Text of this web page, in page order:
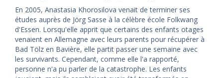
En 2005, Anastasia Khorosilova venait de terminer ses
études auprès de Jörg Sasse à la célèbre école Folkwang
d'Essen. Lorsqu'elle apprit que certains des enfants otages
venaient en Allemagne avec leurs parents pour récupérer à
Bad Tölz en Bavière, elle partit passer une semaine avec
les survivants. Cependant, comme elle l'a rapporté,
personne n'a pu parler de la catastrophe. Les enfants